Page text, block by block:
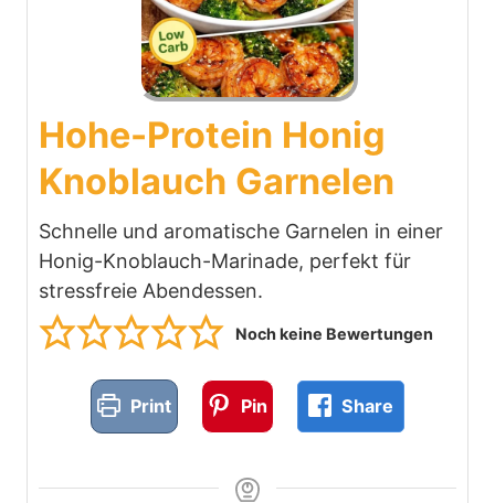
Hohe-Protein Honig
Knoblauch Garnelen
Schnelle und aromatische Garnelen in einer
Honig-Knoblauch-Marinade, perfekt für
stressfreie Abendessen.
Noch keine Bewertungen
Print Pin Share